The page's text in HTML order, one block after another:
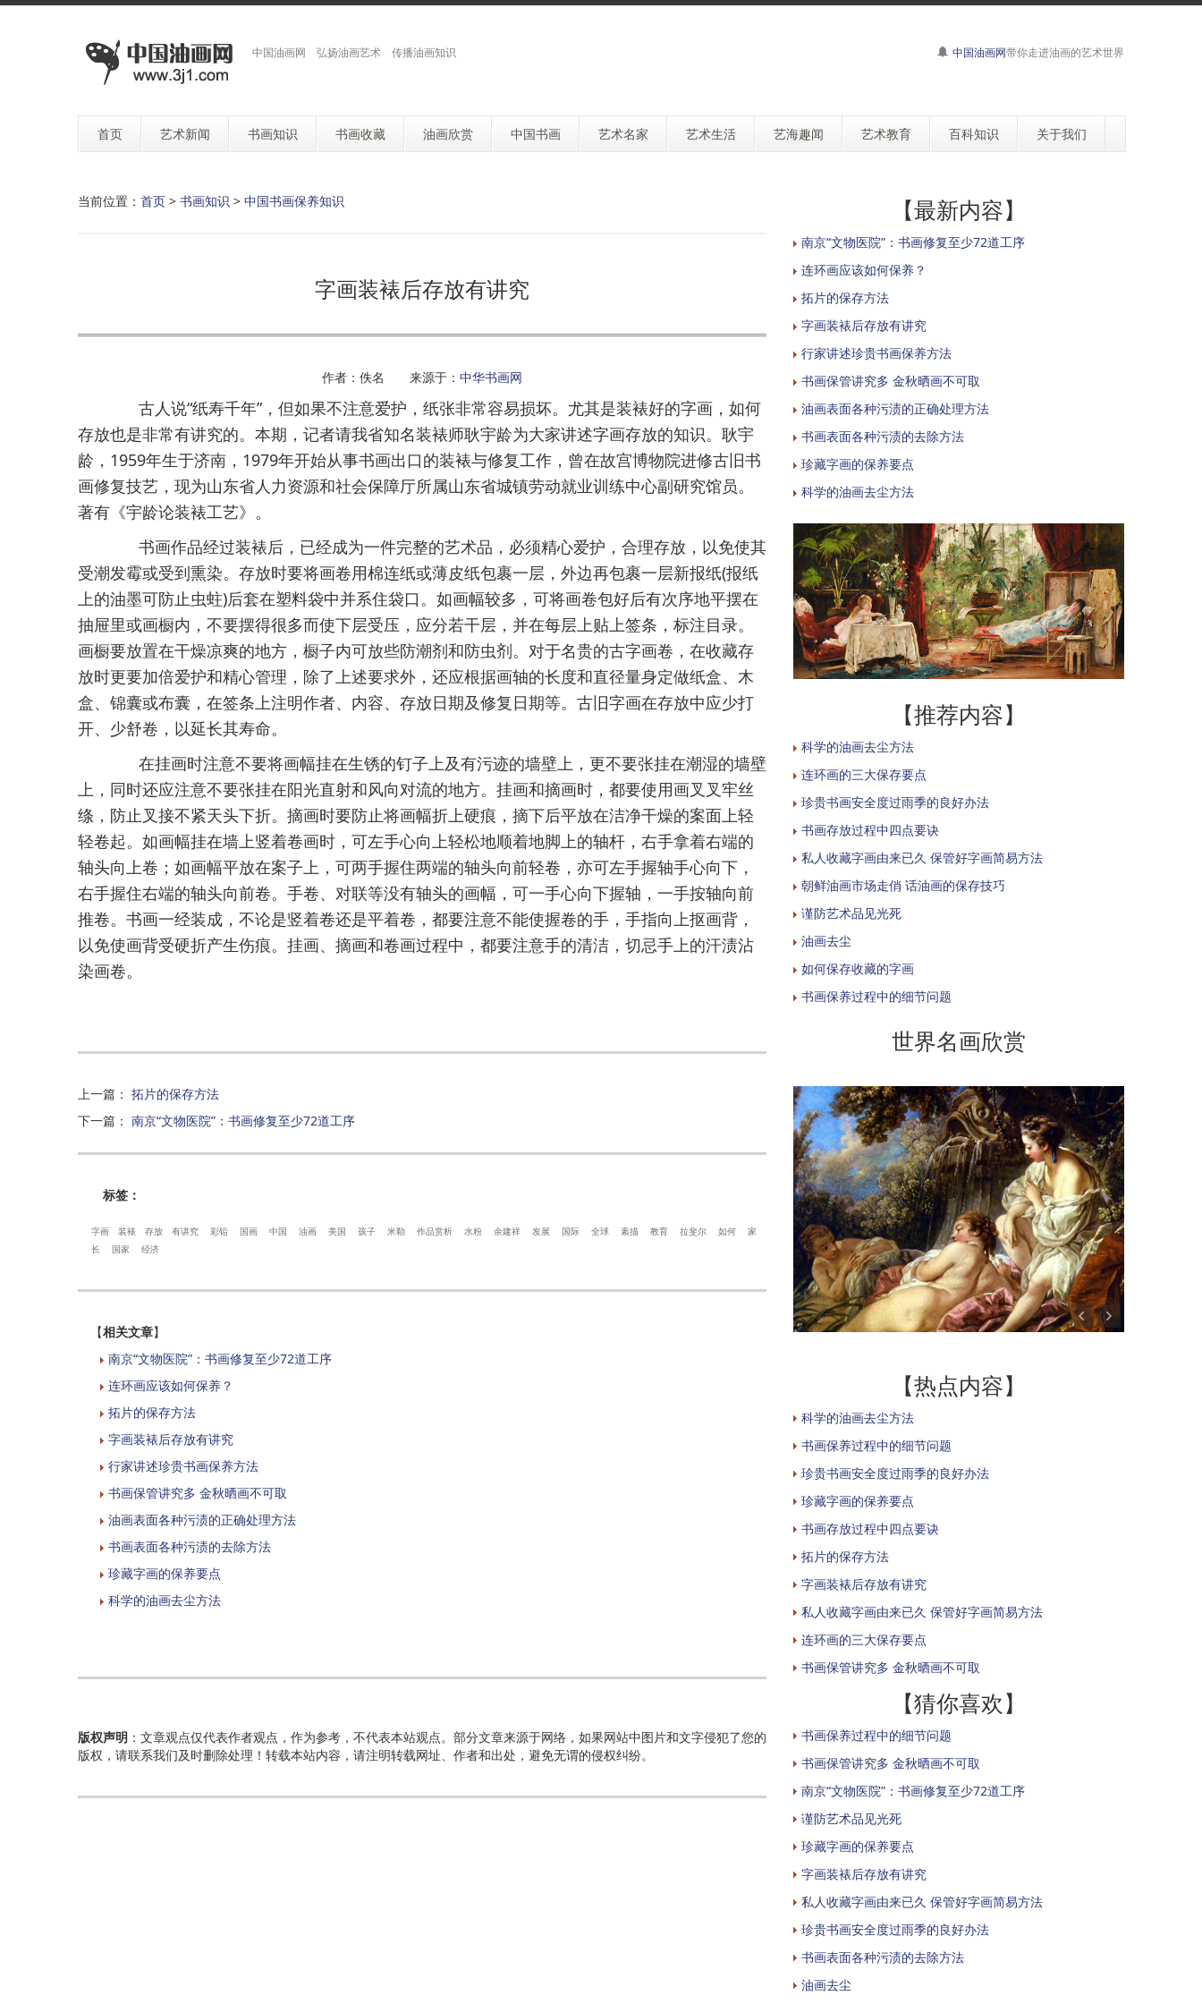
中国油画网 弘扬油画艺术 传播油画知识 中国油画网带你走进油画的艺术世界
首页 艺术新闻 书画知识 书画收藏 油画欣赏 中国书画 艺术名家 艺术生活 艺海趣闻 艺术教育 百科知识 关于我们
当前位置： 首页 > 书画知识 > 中国书画保养知识
字画装裱后存放有讲究
作者：佚名 来源于： 中华书画网
古人说“纸寿千年”，但如果不注意爱护，纸张非常容易损坏。尤其是装裱好的字画 ，如何
存放也是非常有讲究的。本期，记者请我省知名装裱师耿宇龄为大家讲述字画存放的知识。耿宇
龄，1959年生于济南，1979年开始从事书画出口的装裱与修复工作，曾在故宫博物院进修古旧书
画修复技艺，现为山东省人力资源和社会保障厅所属山东省城镇劳动就业训练中心副研究馆员。
著有《宇龄论装裱工艺》。
书画作品经过装裱后，已经成为一件完整的艺术品，必须精心爱护，合理存放 ，以免使其
受潮发霉或受到熏染。存放时要将画卷用棉连纸或薄皮纸包裹一层，外边再包裹一层新报纸(报纸
上的油墨可防止虫蛀)后套在塑料袋中并系住袋口。如画幅较多，可将画卷包好后有次序地平摆在
抽屉里或画橱内，不要摆得很多而使下层受压，应分若干层，并在每层上贴上签条，标注目录。
画橱要放置在干燥凉爽的地方，橱子内可放些防潮剂和防虫剂。对于名贵的古字画卷，在收藏存
放时更要加倍爱护和精心管理，除了上述要求外，还应根据画轴的长度和直径量身定做纸盒、木
盒、锦囊或布囊，在签条上注明作者、内容、存放日期及修复日期等。古旧字画在存放中应少打
开、少舒卷，以延长其寿命。
在挂画时注意不要将画幅挂在生锈的钉子上及有污迹的墙壁上，更不要张挂在潮湿的墙壁
上，同时还应注意不要张挂在阳光直射和风向对流的地方。挂画和摘画时，都要使用画叉叉牢丝
绦，防止叉接不紧天头下折。摘画时要防止将画幅折上硬痕，摘下后平放在洁净干燥的案面上轻
轻卷起。如画幅挂在墙上竖着卷画时，可左手心向上轻松地顺着地脚上的轴杆，右手拿着右端的
轴头向上卷；如画幅平放在案子上，可两手握住两端的轴头向前轻卷，亦可左手握轴手心向下，
右手握住右端的轴头向前卷。手卷、对联等没有轴头的画幅，可一手心向下握轴，一手按轴向前
推卷。书画一经装成，不论是竖着卷还是平着卷，都要注意不能使握卷的手，手指向上抠画背，
以免使画背受硬折产生伤痕。挂画、摘画和卷画过程中，都要注意手的清洁，切忌手上的汗渍沾
染画卷。
上一篇 ： 拓片的保存方法
下一篇 ： 南京“文物医院”：书画修复至少72道工序
标签：
字画 装裱 存放 有讲究 彩铅 国画 中国 油画 美国 孩子 米勒 作品赏析 水粉 余建祥 发展 国际 全球 素描 教育 拉斐尔 如何
家
长
国家 经济
【相关文章】
南京“文物医院”：书画修复至少72道工序
连环画应该如何保养？
拓片的保存方法
字画装裱后存放有讲究
行家讲述珍贵书画保养方法
书画保管讲究多 金秋晒画不可取
油画表面各种污渍的正确处理方法
书画表面各种污渍的去除方法
珍藏字画的保养要点
科学的油画去尘方法
版权声明 ：文章观点仅代表作者观点，作为参考，不代表本站观点。部分文章来源于网络，如果网站中图片和文字侵犯了您的
版权，请联系我们及时删除处理！转载本站内容，请注明转载网址、作者和出处，避免无谓的侵权纠纷。
【最新内容】
南京“文物医院”：书画修复至少72道工序
连环画应该如何保养？
拓片的保存方法
字画装裱后存放有讲究
行家讲述珍贵书画保养方法
书画保管讲究多 金秋晒画不可取
油画表面各种污渍的正确处理方法
书画表面各种污渍的去除方法
珍藏字画的保养要点
科学的油画去尘方法
【推荐内容】
科学的油画去尘方法
连环画的三大保存要点
珍贵书画安全度过雨季的良好办法
书画存放过程中四点要诀
私人收藏字画由来已久 保管好字画简易方法
朝鲜油画市场走俏 话油画的保存技巧
谨防艺术品见光死
油画去尘
如何保存收藏的字画
书画保养过程中的细节问题
世界名画欣赏
【热点内容】
科学的油画去尘方法
书画保养过程中的细节问题
珍贵书画安全度过雨季的良好办法
珍藏字画的保养要点
书画存放过程中四点要诀
拓片的保存方法
字画装裱后存放有讲究
私人收藏字画由来已久 保管好字画简易方法
连环画的三大保存要点
书画保管讲究多 金秋晒画不可取
【猜你喜欢】
书画保养过程中的细节问题
书画保管讲究多 金秋晒画不可取
南京“文物医院”：书画修复至少72道工序
谨防艺术品见光死
珍藏字画的保养要点
字画装裱后存放有讲究
私人收藏字画由来已久 保管好字画简易方法
珍贵书画安全度过雨季的良好办法
书画表面各种污渍的去除方法
油画去尘